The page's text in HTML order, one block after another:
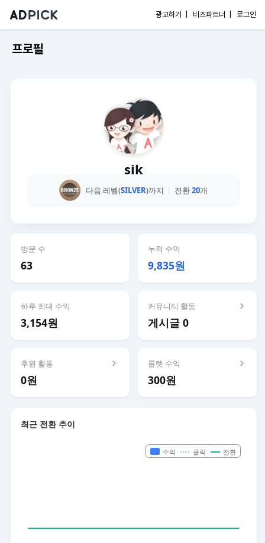
광고하기 | 비즈파트너 | 로그인
프로필
sik
다음 레벨(SILVER)까지 전환20개
방문 수
63
누적 수익
9,835원
하루 최대 수익
3,154원
커뮤니티 활동
게시글 0
후원 활동
0원
룰렛 수익
300원
최근 전환 추이